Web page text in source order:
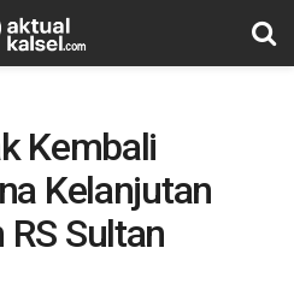
Kembali
Kelanjutan
Sultan